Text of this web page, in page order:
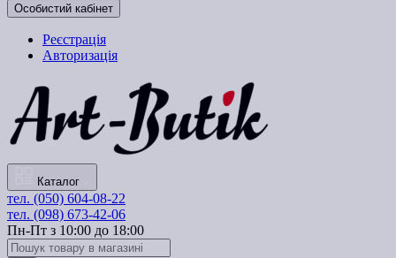
Особистий кабінет
Реєстрація
Авторизація
Каталог
тел. (050) 604-08-22
тел. (098) 673-42-06
Пн-Пт з 10:00 до 18:00